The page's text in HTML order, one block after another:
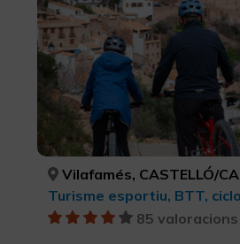
Vilafamés, CASTELLÓ/
85 valoracions